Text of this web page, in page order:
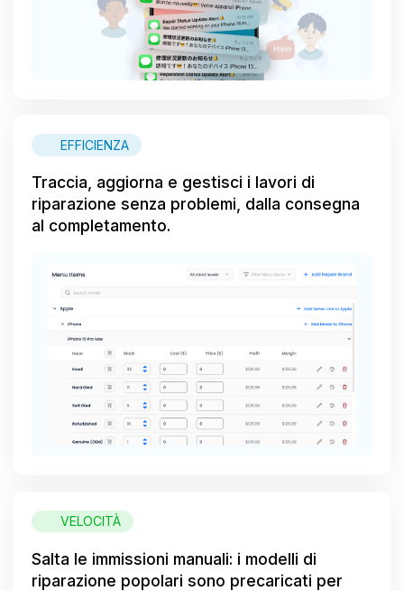
EFFICIENZA
Traccia, aggiorna e gestisci i lavori di
riparazione senza problemi, dalla consegna
al completamento.
VELOCITÀ
Salta le immissioni manuali: i modelli di
riparazione popolari sono precaricati per